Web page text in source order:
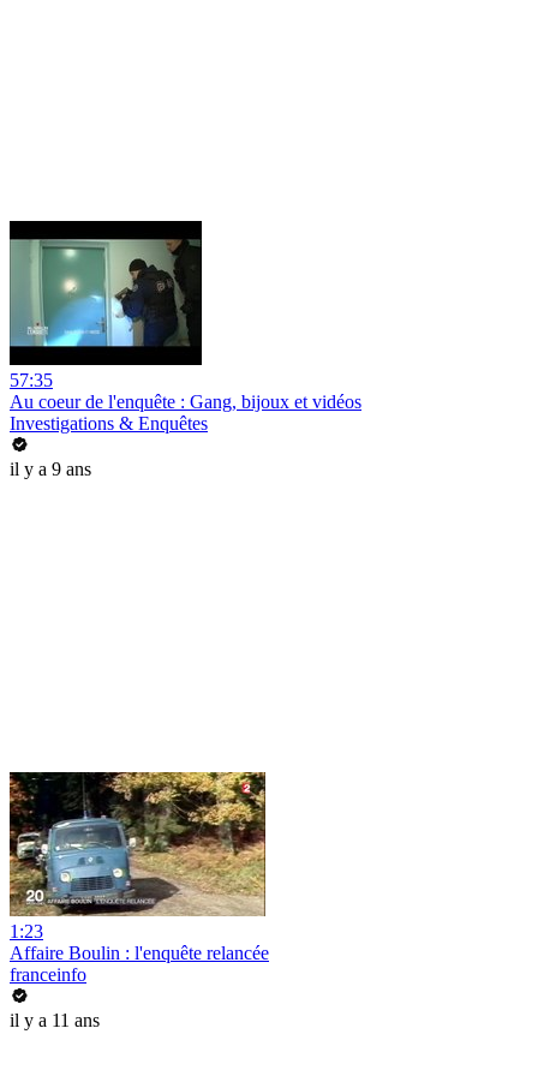
57:35
Au coeur de l'enquête : Gang, bijoux et vidéos
Investigations & Enquêtes
il y a 9 ans
1:23
Affaire Boulin : l'enquête relancée
franceinfo
il y a 11 ans